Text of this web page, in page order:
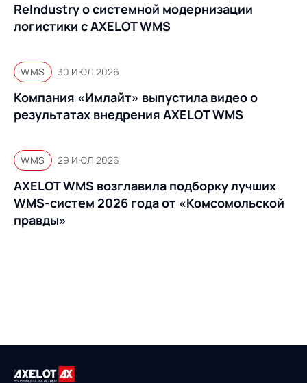
ReIndustry о системной модернизации
логистики с AXELOT WMS
WMS 30 ИЮЛ 2026
Компания «Имлайт» выпустила видео о
результатах внедрения AXELOT WMS
WMS 29 ИЮЛ 2026
AXELOT WMS возглавила подборку лучших
WMS-систем 2026 года от «Комсомольской
правды»